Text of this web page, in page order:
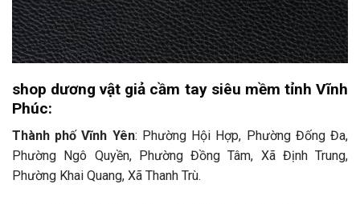
shop dương vật giả cầm tay siêu mềm tỉnh Vĩnh
Phúc:
Thành phố Vĩnh Yên: Phường Hội Hợp, Phường Đống Đa,
Phường Ngô Quyền, Phường Đồng Tâm, Xã Định Trung,
Phường Khai Quang, Xã Thanh Trù.